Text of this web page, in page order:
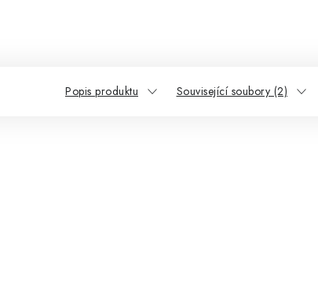
Popis produktu Související soubory (2)